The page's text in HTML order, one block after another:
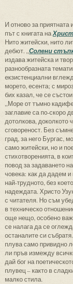
И отново за приятната
път с книгата на
Нито житейски, нито
дебют. „Солени
издава житейска и
разнообразната
екзистенциални
морето, есента; с
бих казал, че се
„Море от тъмно
заглавие са по-скоро
дотолкова, доколкото
сговореност. Без
град, за него Бургас,
само житейски, но и
стихотворенията, в
повод за задаването
човека: как да дадем и
най-трудното, без
надеждата. Христо
с читателя. Но съм
в техническо
още нещо, особено
се налага да се
останалите си
плува само привидно
ли пръв измежду
дай бог на
плувец – както в
малко стила.